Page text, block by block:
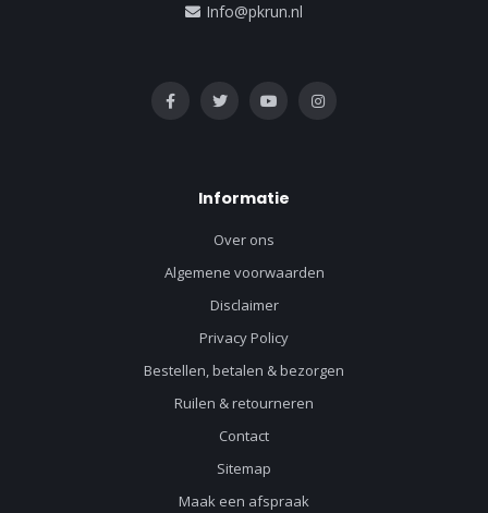
Info@pkrun.nl
Informatie
Over ons
Algemene voorwaarden
Disclaimer
Privacy Policy
Bestellen, betalen & bezorgen
Ruilen & retourneren
Contact
Sitemap
Maak een afspraak